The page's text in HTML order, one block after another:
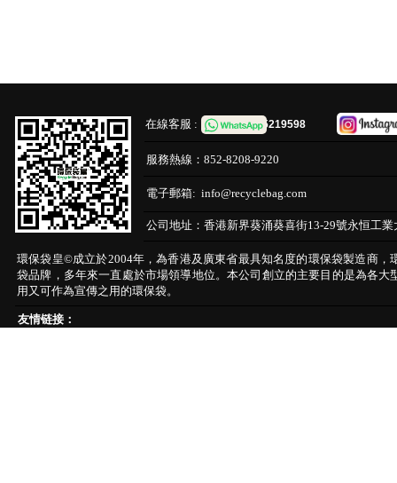
在線客服 :65219598
服務熱線： 852-8208-9220
電子郵箱: info@recyclebag.com
公司地址： 香港新界葵涌葵喜街13-29號永恒工業
環保袋皇©成立於2004年，為香港及廣東省最具知名度的環保袋製造商
袋品牌，多年來一直處於市場領導地位。本公司創立的主要目的是為各大
用又可作為宣傳之用的環保袋。
友情链接：